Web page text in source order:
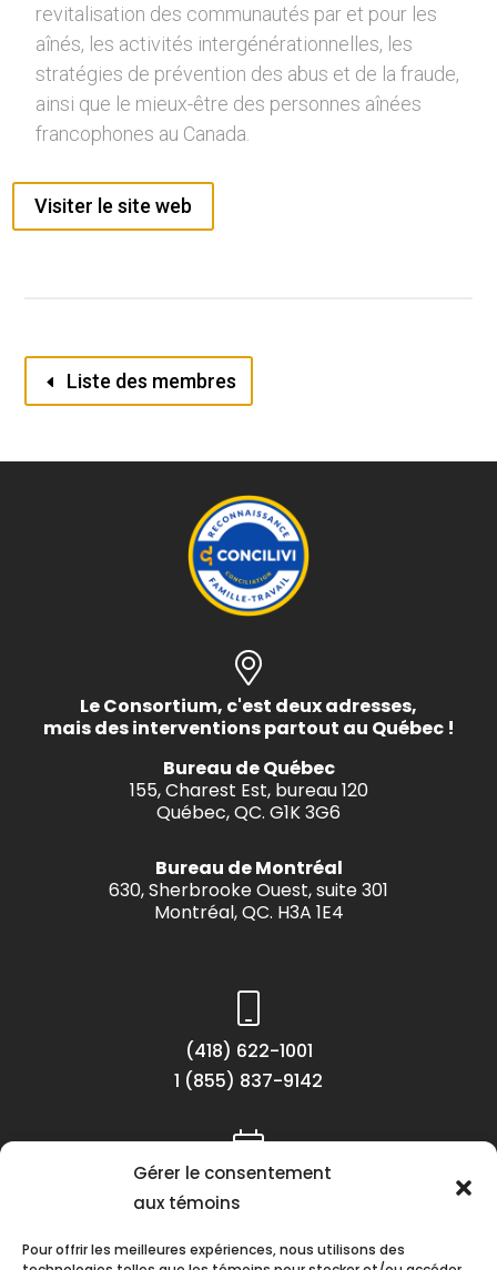
Gérer le consentement
aux témoins
Pour offrir les meilleures expériences, nous utilisons des
revitalisation des communautés par et pour les
aînés, les activités intergénérationnelles, les
stratégies de prévention des abus et de la fraude,
ainsi que le mieux-être des personnes aînées
francophones au Canada.
Visiter le site web
Liste des membres
Le Consortium, c'est deux adresses,
mais des interventions partout au Québec !
Bureau de Québec
155, Charest Est, bureau 120
Québec, QC. G1K 3G6
Bureau de Montréal
630, Sherbrooke Ouest, suite 301
Montréal, QC. H3A 1E4
(418) 622-1001
1 (855) 837-9142
Lundi au vendredi